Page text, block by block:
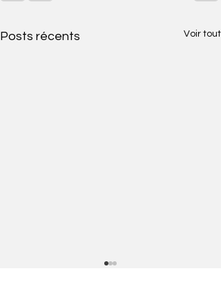
Posts récents Voir tout